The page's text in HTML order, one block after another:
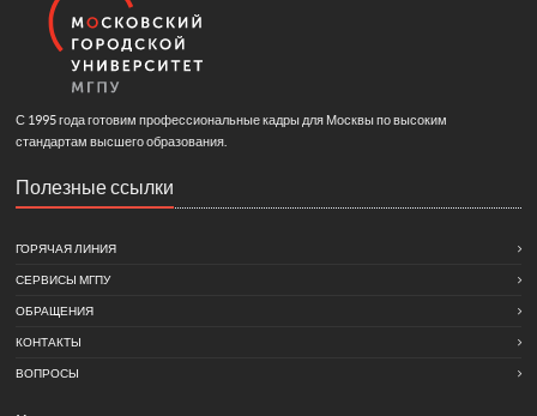
С 1995 года готовим профессиональные кадры для Москвы по высоким
стандартам высшего образования.
Полезные ссылки
ГОРЯЧАЯ ЛИНИЯ
СЕРВИСЫ МГПУ
ОБРАЩЕНИЯ
КОНТАКТЫ
ВОПРОСЫ